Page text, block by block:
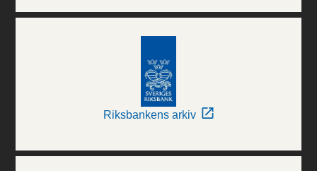
Riksbankens arkiv